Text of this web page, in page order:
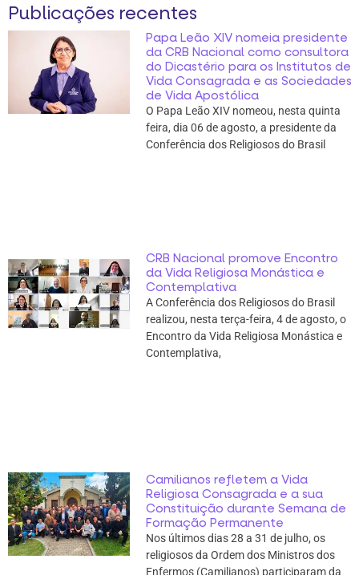
Publicações recentes
Papa Leão XIV nomeia presidente
da CRB Nacional como consultora
do Dicastério para os Institutos de
Vida Consagrada e as Sociedades
de Vida Apostólica
O Papa Leão XIV nomeou, nesta quinta
feira, dia 06 de agosto, a presidente da
Conferência dos Religiosos do Brasil
CRB Nacional promove Encontro
da Vida Religiosa Monástica e
Contemplativa
A Conferência dos Religiosos do Brasil
realizou, nesta terça-feira, 4 de agosto, o
Encontro da Vida Religiosa Monástica e
Contemplativa,
Camilianos refletem a Vida
Religiosa Consagrada e a sua
Constituição durante Semana de
Formação Permanente
Nos últimos dias 28 a 31 de julho, os
religiosos da Ordem dos Ministros dos
Enfermos (Camilianos) participaram da